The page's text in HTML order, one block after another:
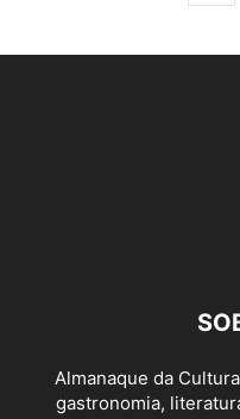
Almanaque da
gastronomia,